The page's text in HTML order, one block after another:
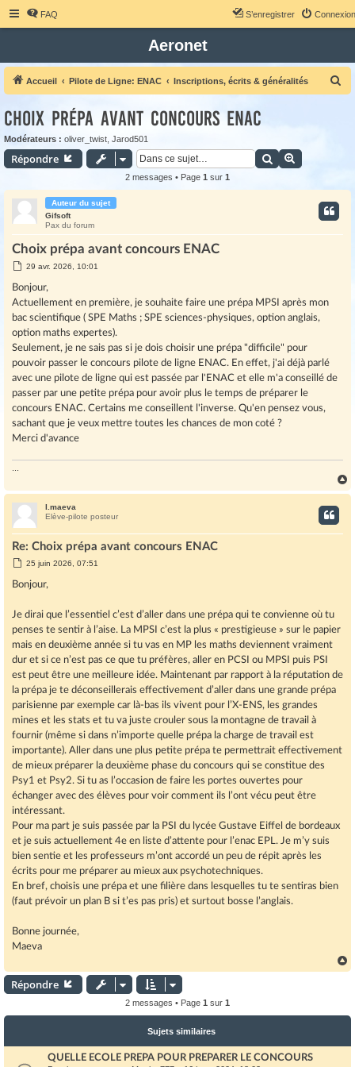
FAQ Connexion
S’enregistrer
Aeronet
Accueil Pilote de Ligne: ENAC Inscriptions, écrits & généralités
e
Choix prépa avant concours ENAC
Modérateurs : oliver_twist Jarod501
Répondre Rechercher
2 messages • Page 1 sur 1
Auteur du sujet
Gifsoft
Pax du forum
Choix prépa avant concours ENAC
M
s
s
a
e
29 avr. 2026, 10:01
Bonjour,
Actuellement en première, je souhaite faire une prépa MPSI après mon
bac scientifique ( SPE Maths ; SPE sciences-physiques, option anglais,
option maths expertes).
Seulement, je ne sais pas si je dois choisir une prépa "difficile" pour
pouvoir passer le concours pilote de ligne ENAC. En effet, j'ai déjà parlé
avec une pilote de ligne qui est passée par l'ENAC et elle m'a conseillé de
passer par une petite prépa pour avoir plus le temps de préparer le
concours ENAC. Certains me conseillent l'inverse. Qu'en pensez vous,
sachant que je veux mettre toutes les chances de mon coté ?
Merci d'avance
a
l.maeva
Elève-pilote posteur
Re: Choix prépa avant concours ENAC
M
s
s
e
25 juin 2026, 07:51
Bonjour,
Je dirai que l’essentiel c’est d’aller dans une prépa qui te convienne où tu
penses te sentir à l’aise. La MPSI c’est la plus « prestigieuse » sur le papier
mais en deuxième année si tu vas en MP les maths deviennent vraiment
dur et si ce n’est pas ce que tu préfères, aller en PCSI ou MPSI puis PSI
est peut être une meilleure idée. Maintenant par rapport à la réputation de
la prépa je te déconseillerais effectivement d’aller dans une grande prépa
parisienne par exemple car là-bas ils vivent pour l’X-ENS, les grandes
mines et les stats et tu va juste crouler sous la montagne de travail à
fournir (même si dans n’importe quelle prépa la charge de travail est
importante). Aller dans une plus petite prépa te permettrait effectivement
de mieux préparer la deuxième phase du concours qui se constitue des
Psy1 et Psy2. Si tu as l’occasion de faire les portes ouvertes pour
échanger avec des élèves pour voir comment ils l’ont vécu peut être
intéressant.
Pour ma part je suis passée par la PSI du lycée Gustave Eiffel de bordeaux
et je suis actuellement 4e en liste d’attente pour l’enac EPL. Je m’y suis
bien sentie et les professeurs m’ont accordé un peu de répit après les
écrits pour me préparer au mieux aux psychotechniques.
En bref, choisis une prépa et une filière dans lesquelles tu te sentiras bien
(faut prévoir un plan B si t’es pas pris) et surtout bosse l’anglais.
Bonne journée,
Maeva
a
Répondre
2 messages • Page 1 sur 1
Sujets similaires
QUELLE ECOLE PREPA POUR PREPARER LE CONCOURS